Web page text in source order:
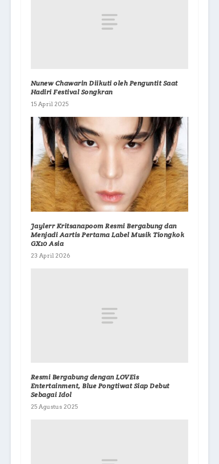
Nunew Chawarin Diikuti oleh Penguntit Saat
Hadiri Festival Songkran
15 April 2025
Jaylerr Kritsanapoom Resmi Bergabung dan
Menjadi Aartis Pertama Label Musik Tiongkok
GX10 Asia
23 April 2026
Resmi Bergabung dengan LOVEis
Entertainment, Blue Pongtiwat Siap Debut
Sebagai Idol
25 Agustus 2025